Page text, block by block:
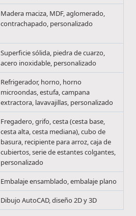
Madera maciza, MDF, aglomerado,
contrachapado, personalizado
Superficie sólida, piedra de cuarzo,
acero inoxidable, personalizado
Refrigerador, horno, horno
microondas, estufa, campana
extractora, lavavajillas, personalizado
Fregadero, grifo, cesta (cesta base,
cesta alta, cesta mediana), cubo de
basura, recipiente para arroz, caja de
cubiertos, serie de estantes colgantes,
personalizado
Embalaje ensamblado, embalaje plano
Dibujo AutoCAD, diseño 2D y 3D